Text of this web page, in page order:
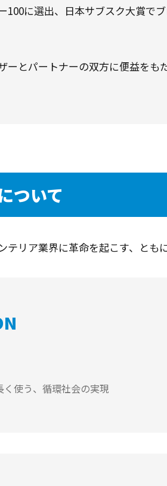
100に選出、日本サブスク大賞で
ーとパートナーの双方に便益をも
ついて
テリア業界に革命を起こす、とも
く使う、循環社会の実現